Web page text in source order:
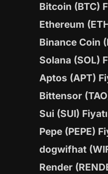
Bitcoin (BTC)
Ethereum
Binance Coin
Solana (SOL)
Aptos (APT)
Bittensor
Sui (SUI) Fiyatı
Pepe (PEPE)
dogwifhat
Render